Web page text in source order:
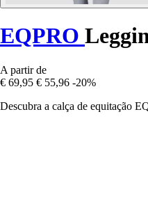
EQPRO
A partir de
€ 69,95 € 55,96 -20%
Descubra a calça de equitação